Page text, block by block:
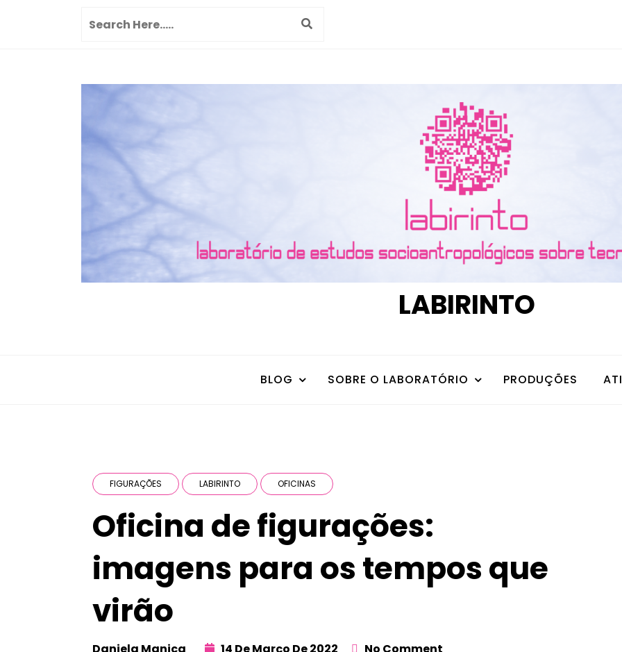
LABIRINTO
BLOG SOBRE O LABORATÓRIO PRODUÇÕES
FIGURAÇÕES LABIRINTO OFICINAS
Oficina de figurações:
imagens para os tempos que
virão